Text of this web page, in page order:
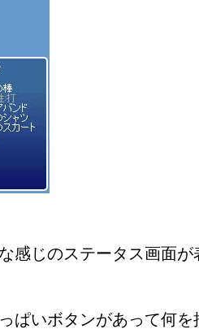
感じのステータス画面
ぱいボタンがあって何